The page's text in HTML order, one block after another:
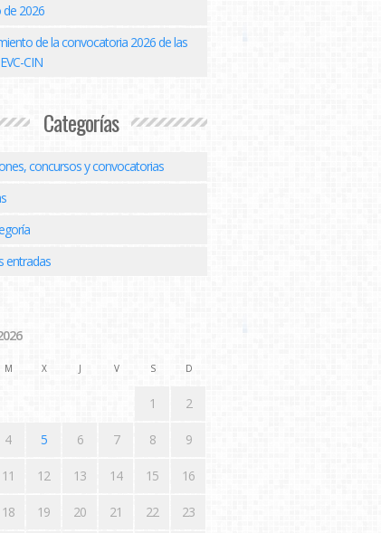
de 2026
de la convocatoria 2026 de las
CIN
Categorías
concursos y convocatorias
entradas
M X J V S D
1 2
4 5 6 7 8 9
11 12 13 14 15 16
18 19 20 21 22 23